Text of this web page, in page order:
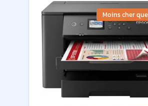
Moins cher